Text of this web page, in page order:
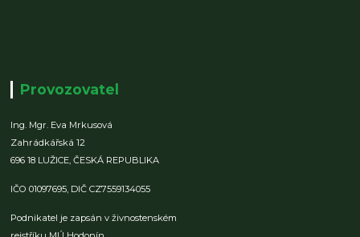
Provozovatel
Ing. Mgr. Eva Mrkusová
Zahrádkářská 12
696 18 LUŽICE,ČESKÁ REPUBLIKA
IČO 01097695, DIČ CZ7559134055
Podnikatel je zapsán v živnostenském